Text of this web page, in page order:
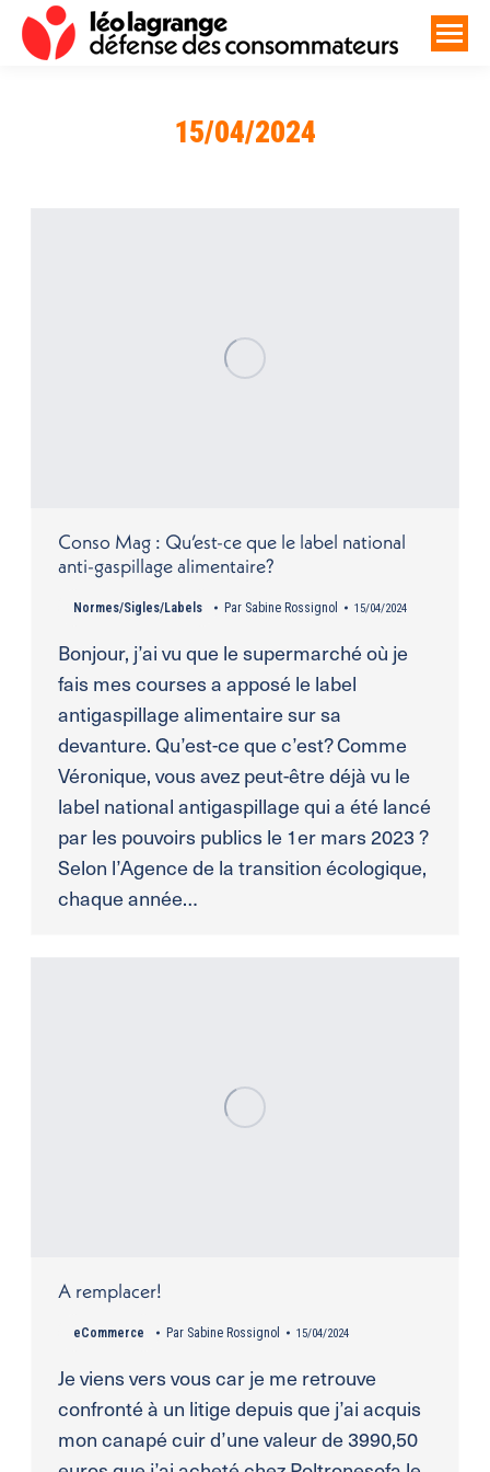
15/04/2024
Conso Mag : Qu’est-ce que le label national
anti-gaspillage alimentaire?
Normes/Sigles/Labels Par Sabine Rossignol 15/04/2024
Bonjour, j’ai vu que le supermarché où je
fais mes courses a apposé le label
antigaspillage alimentaire sur sa
devanture. Qu’est-ce que c’est? Comme
Véronique, vous avez peut-être déjà vu le
label national antigaspillage qui a été lancé
par les pouvoirs publics le 1er mars 2023 ?
Selon l’Agence de la transition écologique,
chaque année…
A remplacer!
eCommerce Par Sabine Rossignol 15/04/2024
Je viens vers vous car je me retrouve
confronté à un litige depuis que j’ai acquis
mon canapé cuir d’une valeur de 3990,50